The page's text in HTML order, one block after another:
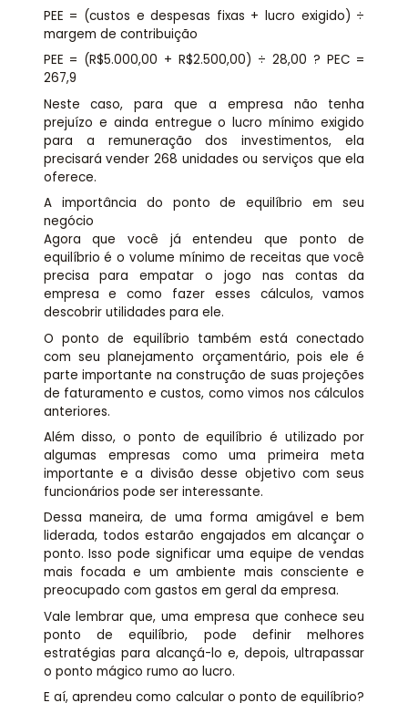
PEE = (custos e despesas fixas + lucro exigido) ÷
margem de contribuição
PEE = (R$5.000,00 + R$2.500,00) ÷ 28,00 ? PEC =
267,9
Neste caso, para que a empresa não tenha
prejuízo e ainda entregue o lucro mínimo exigido
para a remuneração dos investimentos, ela
precisará vender 268 unidades ou serviços que ela
oferece.
A importância do ponto de equilíbrio em seu
negócio
Agora que você já entendeu que ponto de
equilíbrio é o volume mínimo de receitas que você
precisa para empatar o jogo nas contas da
empresa e como fazer esses cálculos, vamos
descobrir utilidades para ele.
O ponto de equilíbrio também está conectado
com seu planejamento orçamentário, pois ele é
parte importante na construção de suas projeções
de faturamento e custos, como vimos nos cálculos
anteriores.
Além disso, o ponto de equilíbrio é utilizado por
algumas empresas como uma primeira meta
importante e a divisão desse objetivo com seus
funcionários pode ser interessante.
Dessa maneira, de uma forma amigável e bem
liderada, todos estarão engajados em alcançar o
ponto. Isso pode significar uma equipe de vendas
mais focada e um ambiente mais consciente e
preocupado com gastos em geral da empresa.
Vale lembrar que, uma empresa que conhece seu
ponto de equilíbrio, pode definir melhores
estratégias para alcançá-lo e, depois, ultrapassar
o ponto mágico rumo ao lucro.
E aí, aprendeu como calcular o ponto de equilíbrio?